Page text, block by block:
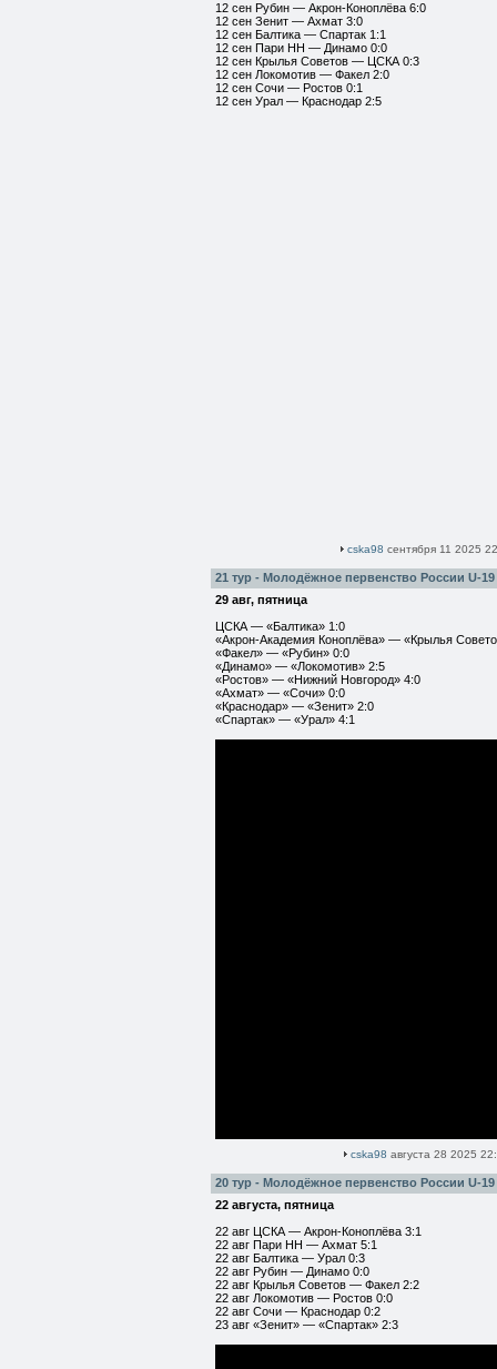
12 сен Рубин — Акрон-Коноплёва 6:0
12 сен Зенит — Ахмат 3:0
12 сен Балтика — Спартак 1:1
12 сен Пари НН — Динамо 0:0
12 сен Крылья Советов — ЦСКА 0:3
12 сен Локомотив — Факел 2:0
12 сен Сочи — Ростов 0:1
12 сен Урал — Краснодар 2:5
cska98 сентября 11 2025
21 тур - Молодёжное первенство России U-19
29 авг, пятница
ЦСКА — «Балтика» 1:0
«Акрон-Академия Коноплёва» — «Крылья
«Факел» — «Рубин» 0:0
«Динамо» — «Локомотив» 2:5
«Ростов» — «Нижний Новгород» 4:0
«Ахмат» — «Сочи» 0:0
«Краснодар» — «Зенит» 2:0
«Спартак» — «Урал» 4:1
cska98 августа 28 2025
20 тур - Молодёжное первенство России U-19
22 августа, пятница
22 авг ЦСКА — Акрон-Коноплёва 3:1
22 авг Пари НН — Ахмат 5:1
22 авг Балтика — Урал 0:3
22 авг Рубин — Динамо 0:0
22 авг Крылья Советов — Факел 2:2
22 авг Локомотив — Ростов 0:0
22 авг Сочи — Краснодар 0:2
23 авг «Зенит» — «Спартак» 2:3